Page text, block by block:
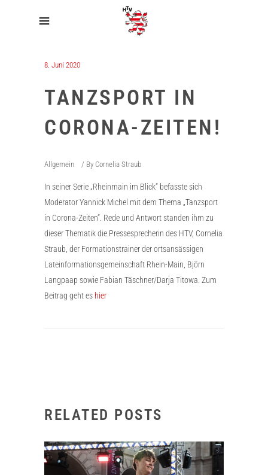
8. Juni 2020
TANZSPORT IN
CORONA-ZEITEN!
Allgemein By Cornelia Straub
In seiner Serie „Rheinmain im Blick“ befasste sich
Moderator Yannick Michel mit dem Thema „Tanzsport
in Corona-Zeiten“. Rede und Antwort standen ihm zu
dieser Thematik die Pressesprecherin des HTV, Cornelia
Straub, der Formationstrainer der ortsansässigen
Lateinformationsgemeinschaft Rhein-Main, Björn
Langpaap sowie Fabian Täschner/Darja Titowa. Zum
Beitrag geht es hier
RELATED POSTS